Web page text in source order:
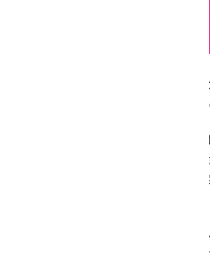
https://www.101tv.es/el-
via-crucis-de-la-agrupacion-
Las marchas propias de esta
Estrella!», «Reina de mi
consideradas composiciones
Descubre más noticias de
. Puedes ponerte en